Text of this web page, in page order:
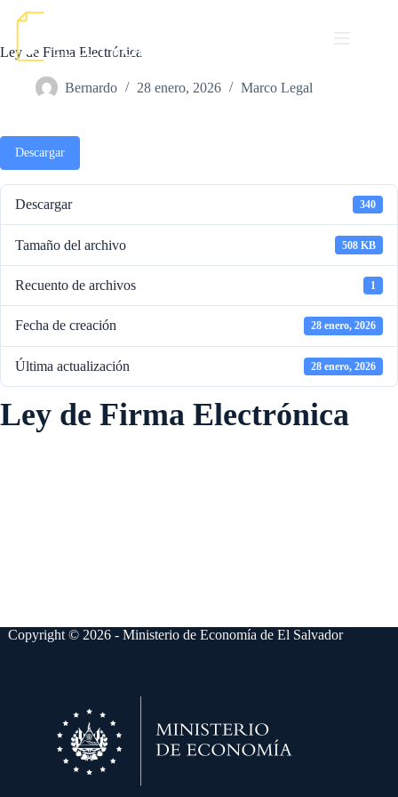
Ley de Firma Electrónica
Bernardo 28 enero, 2026 Marco Legal
Descargar
Descargar 340
Tamaño del archivo 508 KB
Recuento de archivos 1
Fecha de creación 28 enero, 2026
Última actualización 28 enero, 2026
Ley de Firma Electrónica
Copyright © 2026 - Ministerio de Economía de El Salvador